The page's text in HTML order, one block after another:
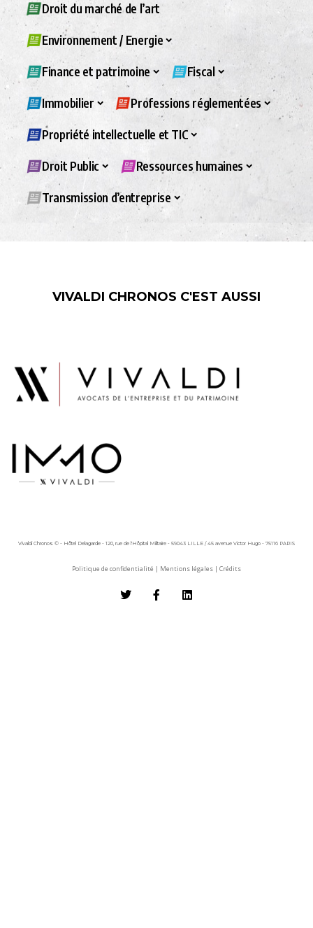
Droit du marché de l’art
Environnement / Energie
Finance et patrimoine Fiscal
Immobilier Professions réglementées
Propriété intellectuelle et TIC
Droit Public Ressources humaines
Transmission d’entreprise
VIVALDI CHRONOS C'EST AUSSI
Vivaldi Chronos © - Hôtel Delagarde - 120, rue de l'Hôpital Militaire - 59043 LILLE / 45 avenue Victor Hugo - 75116 PARIS
Politique de confidentialité | Mentions légales | Crédits